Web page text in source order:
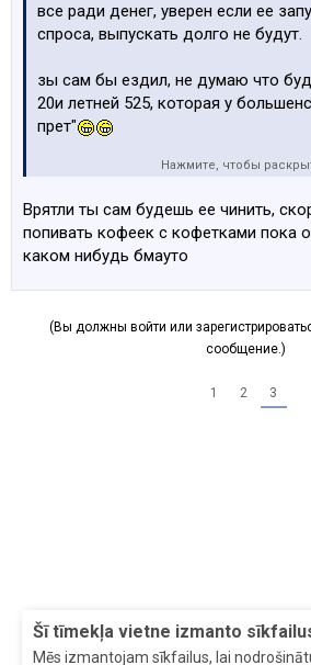
Šī tīmekļa vietne izmanto
Mēs izmantojam sīkfailus, lai
все ради денег, уверен если ее
спроса, выпускать долго не будут.
зы сам бы ездил, не думаю что
20и летней 525, которая у
прет"
зыы и пох сколько там цилиндров,
Нажмите, чтобы
Врятли ты сам будешь ее чинить,
попивать кофеек с кофетками пока
каком нибудь бмауто
(Вы должны войти или
сообщение.)
1 2 3